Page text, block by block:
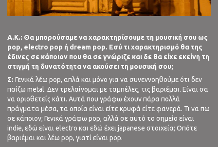
A.K.: Θα μπορούσαμε να χαρακτηρίσουμε τη μουσική σου ως
pop, electro pop ή dream pop. Εσύ τι χαρακτηρισμό θα της
έδινες σε κάποιον που θα σε γνώριζε και δε θα είχε εκείνη τη
στιγμή τη δυνατότητα να ακούσει τη μουσική σου;
Σ: Γενικά λέω pop, απλά και μόνο για να συνεννοηθούμε ότι δεν
παίζω metal. Δεν τρελαίνομαι με ταμπέλες, τις βαριέμαι. Είναι σα
να οριοθετείς κάτι. Αυτά που γράφω έχουν πάρα πολλά
πράγματα μέσα, τα οποία είναι είτε κρυφά είτε φανερά. Τι να πω
σε κάποιον; Γενικά γράφω pop, αλλά σε αυτό το σημείο είναι
indie, εδώ είναι electro και εδώ έχει japanese στοιχεία; Οπότε
βαριέμαι και λέω pop, γιατί είναι pop.